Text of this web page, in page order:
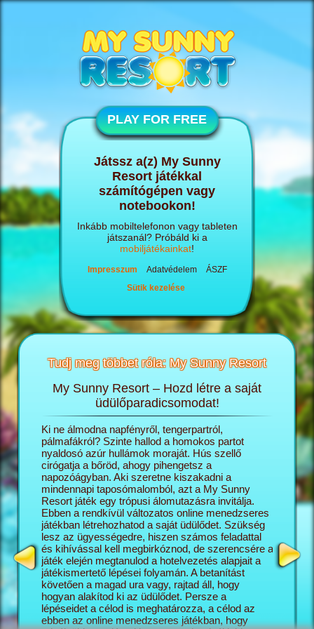
PLAY FOR FREE
Játssz a(z) My Sunny
Resort játékkal
számítógépen vagy
notebookon!
Inkább mobiltelefonon vagy tableten
játszanál? Próbáld ki a
mobiljátékainkat!
Impresszum Adatvédelem
ÁSZF
Sütik kezelése
Tudj meg többet róla: My Sunny Resort
My Sunny Resort – Hozd létre a saját
üdülőparadicsomodat!
Ki ne álmodna napfényről, tengerpartról,
pálmafákról? Szinte hallod a homokos partot
nyaldosó azúr hullámok moraját. Hús szellő
cirógatja a bőröd, ahogy pihengetsz a
napozóágyban. Aki szeretne kiszakadni a
mindennapi taposómalomból, azt a My Sunny
Resort játék egy trópusi álomutazásra invitálja.
Ebben a rendkívül változatos online menedzseres
játékban létrehozhatod a saját üdülődet. Szükség
lesz az ügyességedre, hiszen számos feladattal
és kihívással kell megbirkóznod, de szerencsére a
játék elején megtanulod a hotelvezetés alapjait a
játékismertető lépései folyamán. A betanítást
követően a magad ura vagy, rajtad áll, hogy
hogyan alakítod ki az üdülődet. Persze a
lépéseidet a célod is meghatározza, a célod az
ebben az online menedzseres játékban, hogy
A My
saját
mégis